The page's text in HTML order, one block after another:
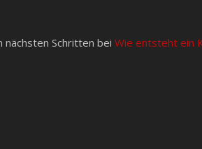
nächsten Schritten bei Wie entsteht ein